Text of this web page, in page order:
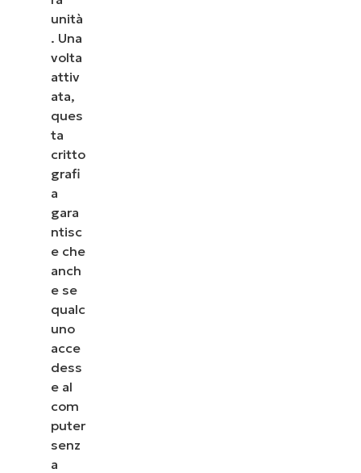
unità
. Una
volta
attiv
ata,
ques
ta
critto
grafi
a
gara
ntisc
e che
anch
e se
qualc
uno
acce
dess
e al
com
puter
senz
a